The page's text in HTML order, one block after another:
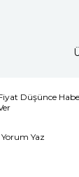
Düşünce
Yorum Yaz